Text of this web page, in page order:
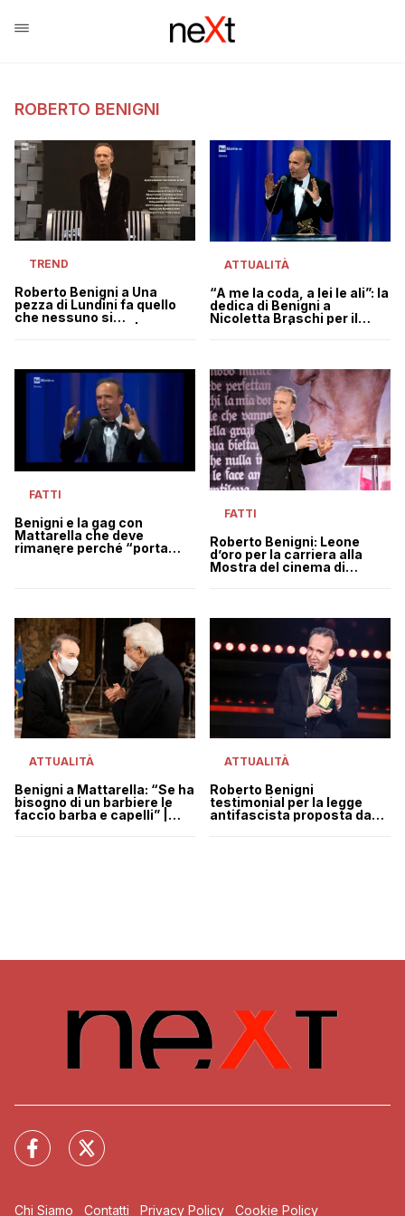
ROBERTO BENIGNI
TREND
Roberto Benigni a Una
pezza di Lundini fa quello
che nessuno si
ATTUALITÀ
“A me la coda, a lei le ali”: la
dedica di Benigni a
Nicoletta Braschi per il
FATTI
Benigni e la gag con
Mattarella che deve
rimanere perché “porta
FATTI
Roberto Benigni: Leone
d’oro per la carriera alla
Mostra del cinema di
ATTUALITÀ
Benigni a Mattarella: “Se ha
bisogno di un barbiere le
faccio barba e capelli” |
ATTUALITÀ
Roberto Benigni
testimonial per la legge
antifascista proposta da
Chi Siamo Contatti Privacy Policy Cookie Policy